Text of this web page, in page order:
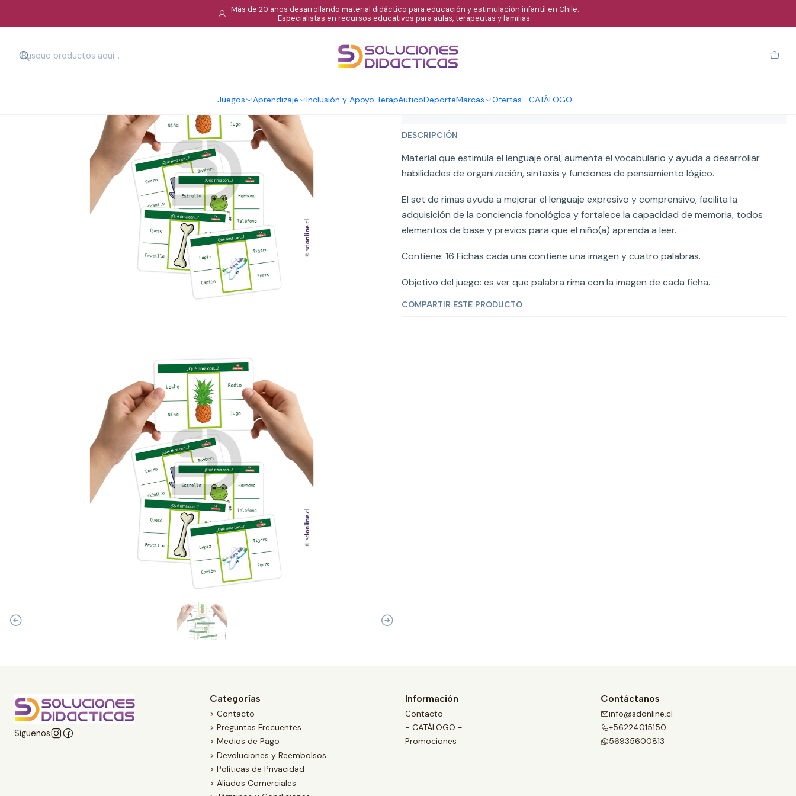
Juegos Aprendizaje Inclusión y Apoyo TerapéuticoDeporteMarcas Ofertas- CATÁLOGO -
Más de 20 años desarrollando material didáctico para educación y estimulación infantil en Chile.
Especialistas en recursos educativos para aulas, terapeutas y familias.
|
Láminas palabras que riman
DESCRIPCIÓN
Material que estimula el lenguaje oral, aumenta el vocabulario y ayuda a desarrollar
habilidades de organización, sintaxis y funciones de pensamiento lógico.
El set de rimas ayuda a mejorar el lenguaje expresivo y comprensivo, facilita la
adquisición de la conciencia fonológica y fortalece la capacidad de memoria, todos
elementos de base y previos para que el niño(a) aprenda a leer.
Contiene: 16 Fichas cada una contiene una imagen y cuatro palabras.
Objetivo del juego: es ver que palabra rima con la imagen de cada ficha.
COMPARTIR ESTE PRODUCTO
Síguenos
Categorías
> Contacto
> Preguntas Frecuentes
> Medios de Pago
> Devoluciones y Reembolsos
> Políticas de Privacidad
> Aliados Comerciales
Información
Contacto
- CATÁLOGO -
Promociones
Contáctanos
info@sdonline.cl
+56224015150
56935600813